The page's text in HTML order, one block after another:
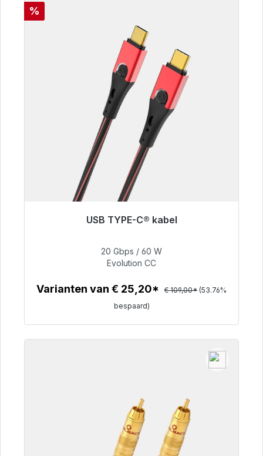
Korting
%
USB TYPE-C® kabel
48 uur*
Details
20 Gbps / 60 W
Evolution CC
Varianten van € 25,20* € 109,00* (53.76%
bespaard)